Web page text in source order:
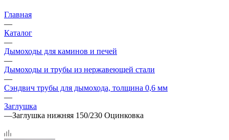
Главная
—
Каталог
—
Дымоходы для каминов и печей
—
Дымоходы и трубы из нержавеющей стали
—
Сэндвич трубы для дымохода, толщина 0,6 мм
—
Заглушка
—Заглушка нижняя 150/230 Оцинковка